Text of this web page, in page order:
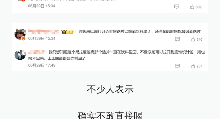
不少人表示
确实不敢直接喝